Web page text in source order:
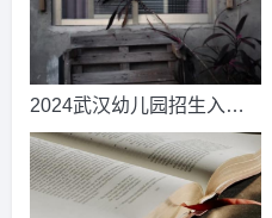
2024武汉幼儿园招生入园
日程安排表